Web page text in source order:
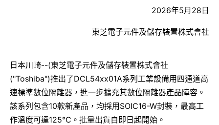
2026年5月28日
東芝電子元件及儲存裝置株式會社
日本川崎--(東芝電子元件及儲存裝置株式會社
("Toshiba")推出了DCL54xx01A系列工業設備用四通道高
速標準數位隔離器，進一步擴充其數位隔離器產品陣容。
該系列包含10款新產品，均採用SOIC16-W封裝，最高工
作溫度可達125°C。批量出貨自即日起開始。